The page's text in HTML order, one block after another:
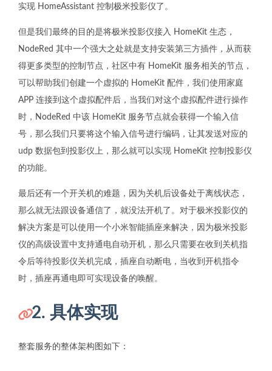
实现 HomeAssistant 控制极米投影仪了。
但是我们最终的目的是将极米投影仪接入 HomeKit 生态，
NodeRed 其中一个强大之处就是支持安装第三方插件，从而获
得更多类型的控制节点，社区中有 HomeKit 服务相关的节点，
可以帮助我们创建一个虚拟的 HomeKit 配件，我们使用家庭
APP 连接到这个虚拟配件后，当我们对这个虚拟配件进行操作
时，NodeRed 中该 HomeKit 服务节点就会获得一个输入信
号，那么我们只要将这个输入信号进行编码，让其发送对应的
udp 数据包到投影仪上，那么就可以实现 HomeKit 控制投影仪
的功能。
最后还有一个开关机的难题，因为关机后设备处于离线状态，
那么就无法跟设备通信了，就没法开机了。对于极米投影仪的
解决方案是可以使用一个小米智能插座来解决，因为极米投影
仪的高级设置中支持通电自动开机，那么只需要在收到关机指
令后等待投影仪关机完成，插座自动断电，当收到开机指令
时，插座再通电即可实现设备的唤醒。
2. 具体实现
整套服务的整体架构图如下：